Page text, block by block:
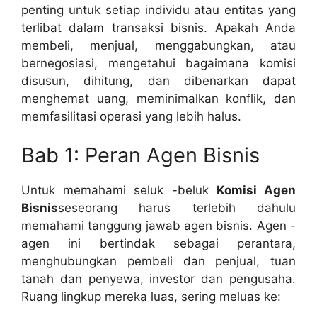
penting untuk setiap individu atau entitas yang
terlibat dalam transaksi bisnis. Apakah Anda
membeli, menjual, menggabungkan, atau
bernegosiasi, mengetahui bagaimana komisi
disusun, dihitung, dan dibenarkan dapat
menghemat uang, meminimalkan konflik, dan
memfasilitasi operasi yang lebih halus.
Bab 1: Peran Agen Bisnis
Untuk memahami seluk -beluk Komisi Agen
Bisnisseseorang harus terlebih dahulu
memahami tanggung jawab agen bisnis. Agen -
agen ini bertindak sebagai perantara,
menghubungkan pembeli dan penjual, tuan
tanah dan penyewa, investor dan pengusaha.
Ruang lingkup mereka luas, sering meluas ke: